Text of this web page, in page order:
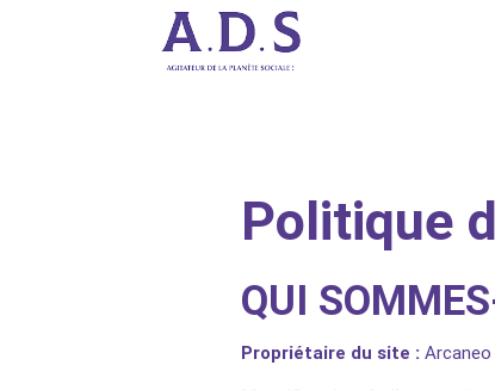
Politique
QUI
Propriétaire du site : Arcaneo